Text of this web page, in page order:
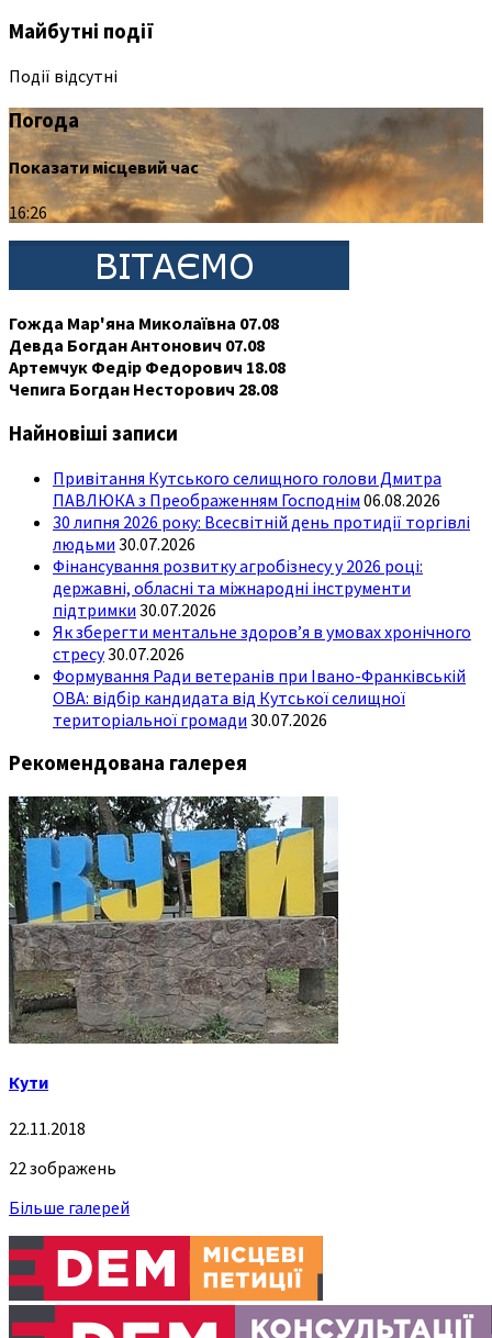
Майбутні події
Події відсутні
Погода
Показати місцевий час
16:26
Гожда Мар'яна Миколаївна 07.08
Девда Богдан Антонович 07.08
Артемчук Федір Федорович 18.08
Чепига Богдан Несторович 28.08
Найновіші записи
Привітання Кутського селищного голови Дмитра
ПАВЛЮКА з Преображенням Господнім 06.08.2026
30 липня 2026 року: Всесвітній день протидії торгівлі
людьми 30.07.2026
Фінансування розвитку агробізнесу у 2026 році:
державні, обласні та міжнародні інструменти
підтримки 30.07.2026
Як зберегти ментальне здоров’я в умовах хронічного
стресу30.07.2026
Формування Ради ветеранів при Івано-Франківській
ОВА: відбір кандидата від Кутської селищної
територіальної громади 30.07.2026
Рекомендована галерея
Кути
22.11.2018
22 зображень
Більше галерей